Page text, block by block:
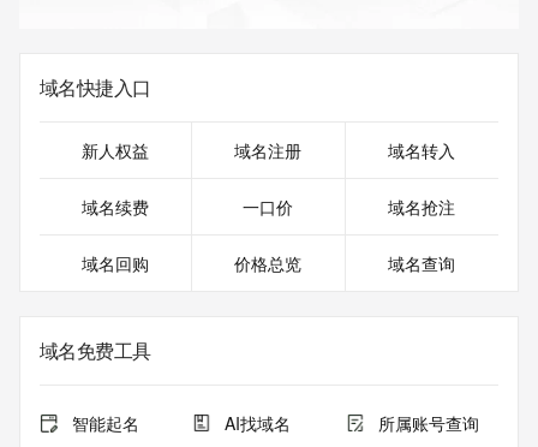
域名快捷入口
新人权益 域名注册 域名转入
域名续费 一口价 域名抢注
域名回购 价格总览 域名查询
域名免费工具
智能起名 AI找域名 所属账号查询